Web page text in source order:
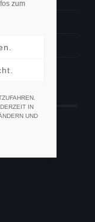
zum
IN
UND